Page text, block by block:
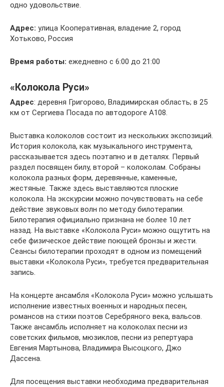
одно удовольствие.
Адрес: улица Кооперативная, владение 2, город
Хотьково, Россия
Время работы: ежедневно с 6:00 до 21:00
«Колокола Руси»
Адрес: деревня Григорово, Владимирская область; в 25
км от Сергиева Посада по автодороге А108.
Выставка колоколов состоит из нескольких экспозиций.
История колокола, как музыкального инструмента,
рассказывается здесь поэтапно и в деталях. Первый
раздел посвящен билу, второй – колоколам. Собраны
колокола разных форм, деревянные, каменные,
жестяные. Также здесь выставляются плоские
колокола. На экскурсии можно почувствовать на себе
действие звуковых волн по методу билотерапии.
Билотерапия официально признана не более 10 лет
назад. На выставке «Колокола Руси» можно ощутить на
себе физическое действие поющей бронзы и жести.
Сеансы билотерапии проходят в одном из помещений
выставки «Колокола Руси», требуется предварительная
запись.
На концерте ансамбля «Колокола Руси» можно услышать
исполнение известных военных и народных песен,
романсов на стихи поэтов Серебряного века, вальсов.
Также ансамбль исполняет на колоколах песни из
советских фильмов, мюзиклов, песни из репертуара
Евгения Мартынова, Владимира Высоцкого, Джо
Дассена.
Для посещения выставки необходима предварительная